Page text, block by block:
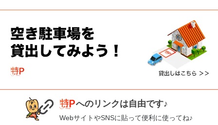
へのリンクは自由です♪
WebサイトやSNSに貼って便利に使ってね♪